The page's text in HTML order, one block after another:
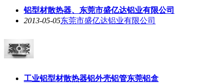
铝型材散热器、东莞市盛亿达铝业有限公司
2013-05-05东莞市盛亿达铝业有限公司
工业铝型材散热器铝外壳铝管东莞铝盒